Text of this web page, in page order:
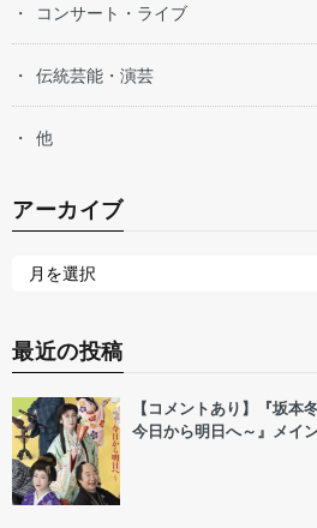
コンサート・ライブ
伝統芸能・演芸
他
アーカイブ
最近の投稿
【コメントあり】『坂本
今日から明日へ～』メイ